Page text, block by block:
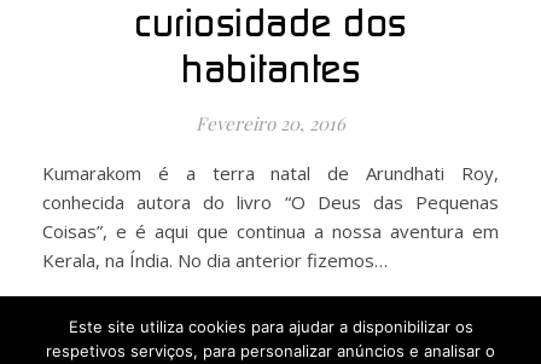
curiosidade dos
habitantes
Fevereiro 20, 2016
Kumarakom é a terra natal de Arundhati Roy,
conhecida autora do livro “O Deus das Pequenas
Coisas”, e é aqui que continua a nossa aventura em
Kerala, na Índia. No dia anterior fizemos…
LER MAIS
Este site utiliza cookies para ajudar a disponibilizar os
respetivos serviços, para personalizar anúncios e analisar o